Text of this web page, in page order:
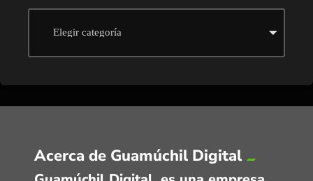
Acerca de Guamúchil Digital